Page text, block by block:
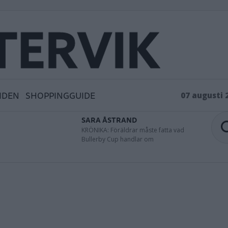
SHOPPINGGUIDE 07 augusti
SARA ÅSTRAND
KRÖNIKA: Föräldrar måste fatta vad
Bullerby Cup handlar om